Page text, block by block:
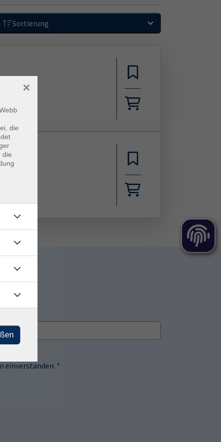
Sortierung
einverstanden. *
die
die
×